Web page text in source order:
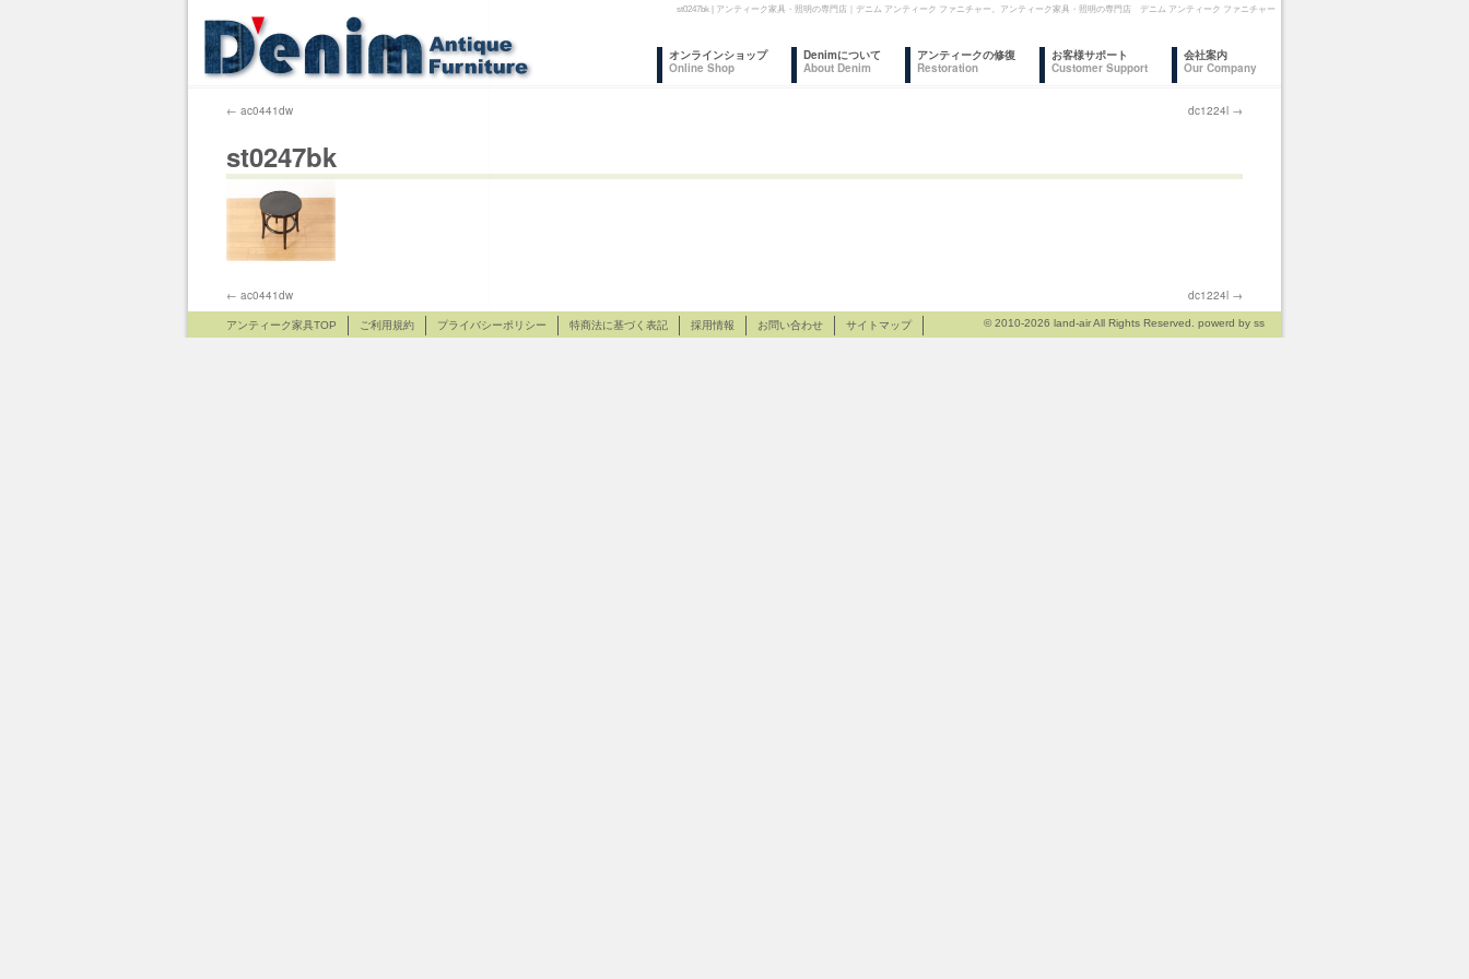
st0247bk | アンティーク家具・照明の専門店｜デニム アンティーク ファニチャー。アンティーク家具・照明の専門店 デニム アンティーク ファニチャー
キ
オンラインショップ
Online Shop
Denimについて
About Denim
アンティークの修復
Restoration
お客様サポート
Customer Support
会社案内
Our Company
← ac0441dw dc1224l →
st0247bk
← ac0441dw dc1224l →
© 2010-2026 land-airAll Rights Reserved. powerd by ss
アンティーク家具TOP ご利用規約 プライバシーポリシー 特商法に基づく表記 採用情報 お問い合わせ サイトマップ